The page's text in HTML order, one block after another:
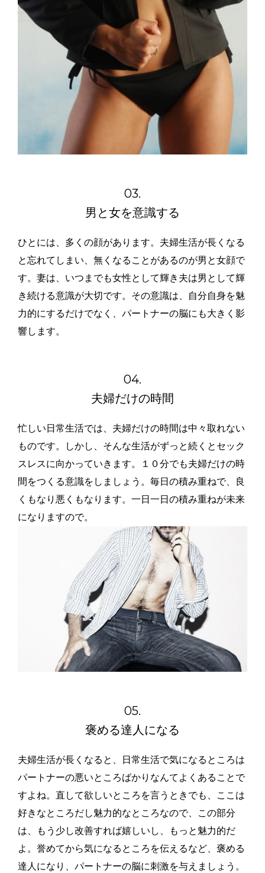
03.
男と女を意識する
ひとには、多くの顔があります。夫婦生活が長くなる
と忘れてしまい、無くなることがあるのが男と女顔で
す。妻は、いつまでも女性として輝き夫は男として輝
き続ける意識が大切です。その意識は、自分自身を魅
力的にするだけでなく、パートナーの脳にも大きく影
響します。
04.
夫婦だけの時間
忙しい日常生活では、夫婦だけの時間は中々取れない
ものです。しかし、そんな生活がずっと続くとセック
スレスに向かっていきます。１０分でも夫婦だけの時
間をつくる意識をしましょう。毎日の積み重ねで、良
くもなり悪くもなります。一日一日の積み重ねが未来
になりますので。
05.
褒める達人になる
夫婦生活が長くなると、日常生活で気になるところは
パートナーの悪いところばかりなんてよくあることで
すよね。直して欲しいところを言うときでも、ここは
好きなところだし魅力的なところなので、この部分
は、もう少し改善すれば嬉しいし、もっと魅力的だ
よ。誉めてから気になるところを伝えるなど、褒める
達人になり、パートナーの脳に刺激を与えましょう。